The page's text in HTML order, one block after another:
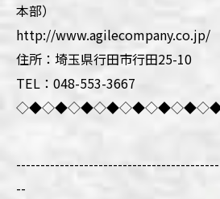
本部）
http://www.agilecompany.co.jp/
住所：埼玉県行田市行田25-10
TEL：048-553-3667
--